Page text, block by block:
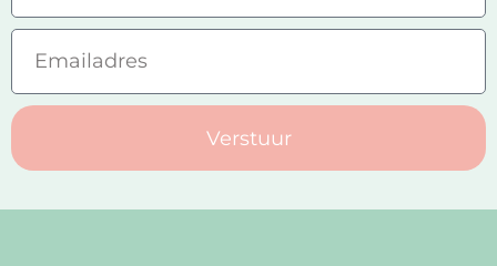
Verstuur